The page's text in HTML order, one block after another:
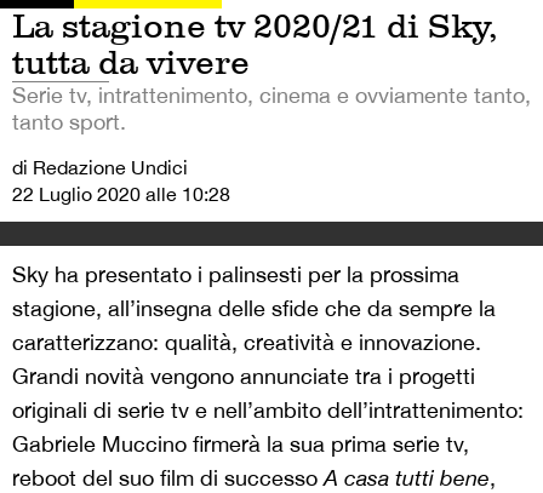
La stagione tv 2020/21 di Sky,
tutta da vivere
Serie tv, intrattenimento, cinema e ovviamente tanto,
tanto sport.
di Redazione Undici
22 Luglio 2020 alle 10:28
Sky ha presentato i palinsesti per la prossima
stagione, all’insegna delle sfide che da sempre la
caratterizzano: qualità, creatività e innovazione.
Grandi novità vengono annunciate tra i progetti
originali di serie tv e nell’ambito dell’intrattenimento:
Gabriele Muccino firmerà la sua prima serie tv,
reboot del suo film di successoA casa tutti bene,